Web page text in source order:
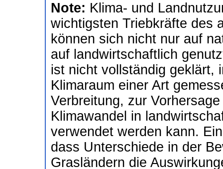
Note: Klima- und
wichtigsten Triebkräfte des
können sich nicht nur auf
auf landwirtschaftlich
ist nicht vollständig geklärt,
Klimaraum einer Art
Verbreitung, zur
Klimawandel in
verwendet werden kann.
dass Unterschiede in der
Grasländern die